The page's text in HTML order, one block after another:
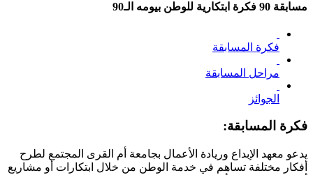
مسابقة 90 فكرة ابتكارية للوطن بيومه الـ90
فكرة المسابقة
مراحل المسابقة
الجوائز
فكرة المسابقة:
يدعو معهد الإبداع وريادة الأعمال بجامعة أم القرى المجتمع لطرح
أفكار مختلفة تساهم في خدمة الوطن من خلال ابتكارات أو مشاريع